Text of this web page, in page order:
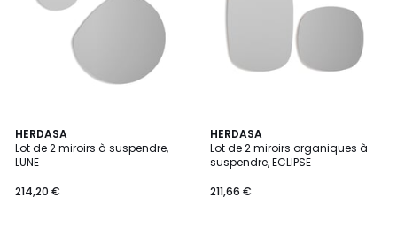
HERDASA
Lot de 2 miroirs à suspendre,
LUNE
214,20 €
11
Couleurs
HERDASA
Lot de 2 miroirs organiques à
suspendre, ECLIPSE
211,66 €
11
Couleurs